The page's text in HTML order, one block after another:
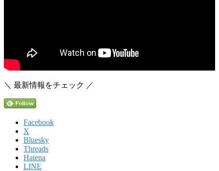
＼ 最新情報をチェック ／
Facebook
X
Bluesky
Threads
Hatena
LINE